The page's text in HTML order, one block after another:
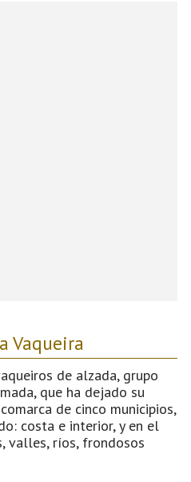
Vaqueira
de alzada, grupo
que ha dejado su
de cinco municipios,
costa e interior, y en el
valles, ríos, frondosos